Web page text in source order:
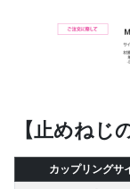
【止めねじ
カップリングサ